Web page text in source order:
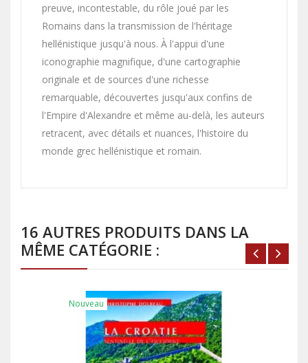
preuve, incontestable, du rôle joué par les
Romains dans la transmission de l'héritage
hellénistique jusqu'à nous. À l'appui d'une
iconographie magnifique, d'une cartographie
originale et de sources d'une richesse
remarquable, découvertes jusqu'aux confins de
l'Empire d'Alexandre et même au-delà, les auteurs
retracent, avec détails et nuances, l'histoire du
monde grec hellénistique et romain.
16 AUTRES PRODUITS DANS LA
MÊME CATÉGORIE :
Nouveau